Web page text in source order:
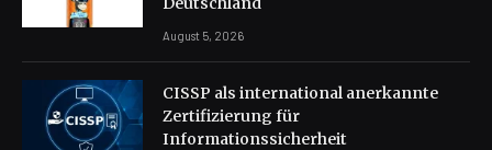
August 5, 2026
CISSP als international anerkannte
Zertifizierung für
Informationssicherheit